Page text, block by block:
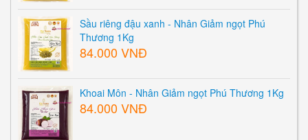
Sầu riêng đậu xanh - Nhân Giảm ngọt Phú
Thương 1Kg
84.000 VNĐ
Khoai Môn - Nhân Giảm ngọt Phú Thương 1Kg
84.000 VNĐ